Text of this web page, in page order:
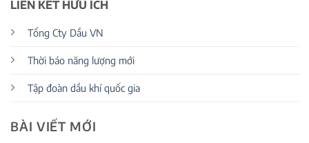
LIÊN KẾT HỮU ÍCH
Tổng Cty Dầu VN
Thời báo năng lượng mới
Tập đoàn dầu khí quốc gia
BÀI VIẾT MỚI